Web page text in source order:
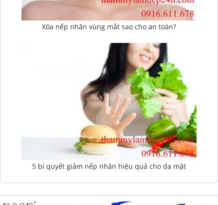
Xóa nếp nhăn vùng mắt sao cho an toàn?
5 bí quyết giảm nếp nhăn hiệu quả cho da mặt